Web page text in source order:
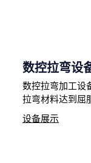
数控拉弯设
数控拉弯加工设
拉弯材料达到屈
设备展示